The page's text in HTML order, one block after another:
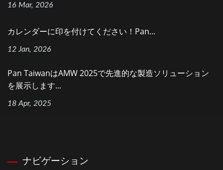
16 Mar, 2026
カレンダーに印を付けてください！Pan...
12 Jan, 2026
Pan TaiwanはAMW 2025で先進的な製造ソリューション
を展示します...
18 Apr, 2025
ナビゲーション